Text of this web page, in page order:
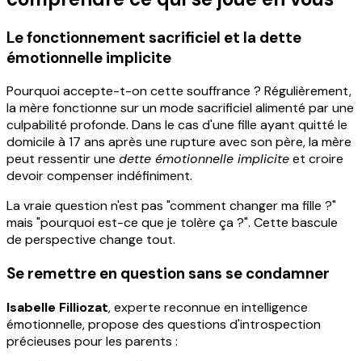
Le fonctionnement sacrificiel et la dette
émotionnelle implicite
Pourquoi accepte-t-on cette souffrance ? Régulièrement,
la mère fonctionne sur un mode sacrificiel alimenté par une
culpabilité profonde. Dans le cas d'une fille ayant quitté le
domicile à 17 ans après une rupture avec son père, la mère
peut ressentir une dette émotionnelle impliciteet croire
devoir compenser indéfiniment.
La vraie question n'est pas "comment changer ma fille ?"
mais "pourquoi est-ce que je tolère ça ?". Cette bascule
de perspective change tout.
Se remettre en question sans se condamner
Isabelle Filliozat, experte reconnue en intelligence
émotionnelle, propose des questions d'introspection
précieuses pour les parents :